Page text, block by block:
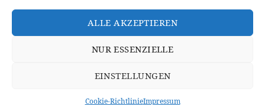
ALLE AKZEPTIEREN
NUR ESSENZIELLE
EINSTELLUNGEN
Cookie-RichtlinieImpressum
IN DEN WARENKORB
Audio Video Kabel – 1,8 m
VERTRAG WIDERRUFEN